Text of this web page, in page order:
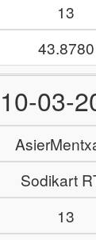
13
43.8780
10-03-
Sodikart
13